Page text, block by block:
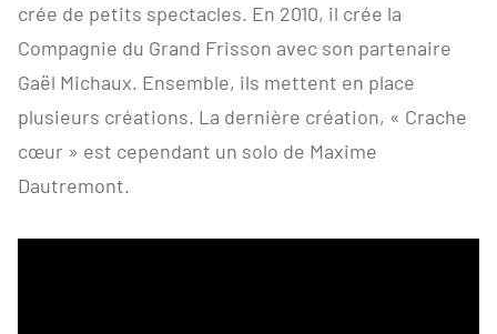
crée de petits spectacles. En 2010, il crée la
Compagnie du Grand Frisson avec son partenaire
Gaël Michaux. Ensemble, ils mettent en place
plusieurs créations. La dernière création, « Crache
cœur » est cependant un solo de Maxime
Dautremont.